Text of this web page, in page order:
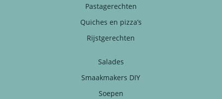
Pastagerechten
Quiches en pizza’s
Rijstgerechten
Salades
Smaakmakers DIY
Soepen